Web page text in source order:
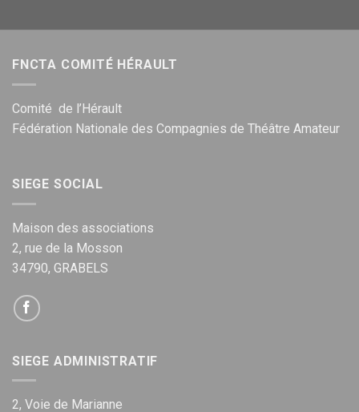
FNCTA COMITÉ HÉRAULT
Comité de l’Hérault
Fédération Nationale des Compagnies de Théâtre Amateur
SIEGE SOCIAL
Maison des associations
2, rue de la Mosson
34790, GRABELS
SIEGE ADMINISTRATIF
2, Voie de Marianne